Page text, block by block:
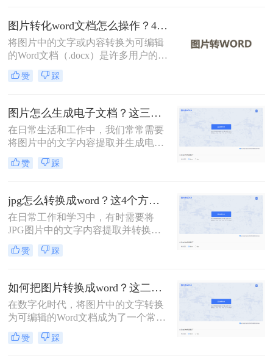
并提供操作步骤与避坑指南。
图片转化word文档怎么操作？4种常用方法详解！
将图片中的文字或内容转换为可编辑
的Word文档（.docx）是许多用户的需
求，例如将扫描的文档、照片中的笔
记或PDF截图中的文字提取出来。那
文将介绍常用转换方法，为您提供详
细指南。
赞 踩
图片怎么生成电子文档？这三种转换方法快来看！
在日常生活和工作中，我们常常需要
将图片中的文字内容提取并生成电子
文档（如Word文档）。这不仅有助于
提高工作效率，还能方便后续的编辑
呢？本文将介绍几种常用的方法，帮
助您轻松将图片转换成Word文档。
赞 踩
jpg怎么转换成word？这4个方法教你学会！
在日常工作和学习中，有时需要将
JPG图片中的文字内容提取并转换为
Word文档，以便于编辑和分享。那么
jpg怎么转换成word呢？本文将介绍四
赞 踩
如何把图片转换成word？这二个方法教你学会！
在数字化时代，将图片中的文字转换
为可编辑的Word文档成为了一个常见
的需求。无论是在学术研究、商务文
档处理，还是在教育培训等领域，这
赞 踩